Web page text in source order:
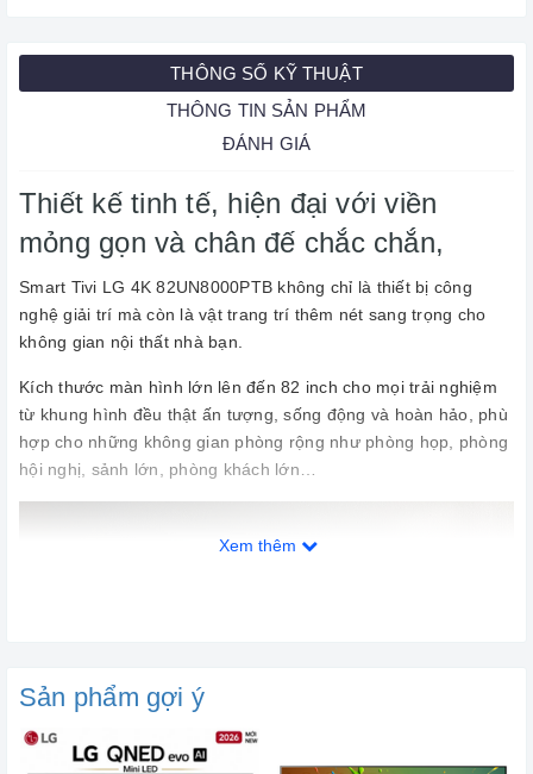
THÔNG SỐ KỸ THUẬT
THÔNG TIN SẢN PHẨM
ĐÁNH GIÁ
Thiết kế tinh tế, hiện đại với viền
mỏng gọn và chân đế chắc chắn,
Smart Tivi LG 4K 82UN8000PTB không chỉ là thiết bị công
nghệ giải trí mà còn là vật trang trí thêm nét sang trọng cho
không gian nội thất nhà bạn.
Kích thước màn hình lớn lên đến 82 inch cho mọi trải nghiệm
từ khung hình đều thật ấn tượng, sống động và hoàn hảo, phù
hợp cho những không gian phòng rộng như phòng họp, phòng
hội nghị, sảnh lớn, phòng khách lớn…
Xem thêm
Sản phẩm gợi ý